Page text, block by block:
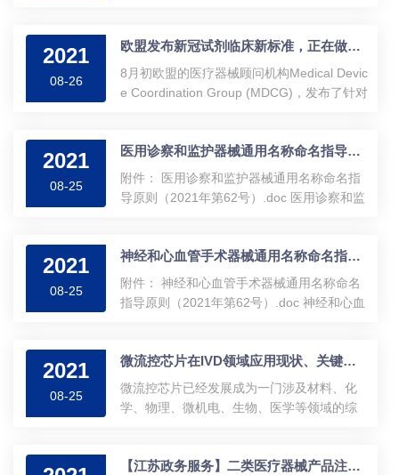
的医疗机构即可...
2021
08-26
欧盟发布新冠试剂临床新标准，正在做临床的需要重做吗？
8月初欧盟的医疗器械顾问机构Medical Devic
e Coordination Group (MDCG)，发布了针对
SARS-CoV-2invitro diagnostic medical），
这个指...
2021
08-25
医用诊察和监护器械通用名称命名指导原则（2021年第62号）
附件： 医用诊察和监护器械通用名称命名指
导原则（2021年第62号）.doc 医用诊察和监
名规则》和《医...
2021
08-25
神经和心血管手术器械通用名称命名指导原则（2021年第62号）
附件： 神经和心血管手术器械通用名称命名
指导原则（2021年第62号）.doc 神经和心血
称命名规则》和...
2021
08-25
微流控芯片在IVD领域应用现状、关键技术、未来发展趋势大盘点！
微流控芯片已经发展成为一门涉及材料、化
学、物理、微机电、生物、医学等领域的综
域，先后从事...
【江苏政务服务】二类医疗器械产品注册资料补正预约流程